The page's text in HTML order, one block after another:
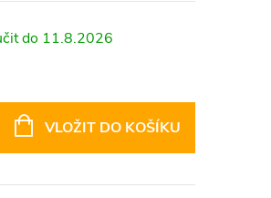
11.8.2026
VLOŽIT DO KOŠÍKU